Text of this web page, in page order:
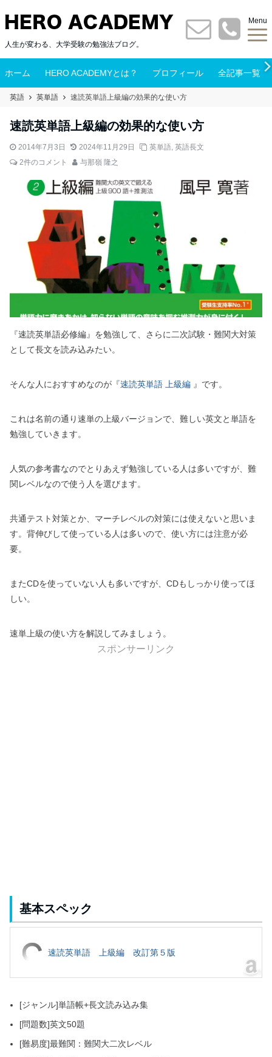
人生が変わる、大学受験の勉強法ブログ。
Menu
ホーム HERO ACADEMYとは？ プロフィール 全記事一覧
英語 英単語 速読英単語上級編の効果的な使い方
速読英単語上級編の効果的な使い方
2014年7月3日 2024年11月29日 英単語, 英語長文
2件のコメント
与那嶺 隆之
『速読英単語必修編』を勉強して、さらに二次試験・難関大対策
として長文を読み込みたい。
そんな人におすすめなのが『速読英単語 上級編 』です。
これは名前の通り速単の上級バージョンで、難しい英文と単語を
勉強していきます。
人気の参考書なのでとりあえず勉強している人は多いですが、難
関レベルなので使う人を選びます。
共通テスト対策とか、マーチレベルの対策には使えないと思いま
す。背伸びして使っている人は多いので、使い方には注意が必
要。
またCDを使っていない人も多いですが、CDもしっかり使ってほ
しい。
速単上級の使い方を解説してみましょう。
スポンサーリンク
基本スペック
速読英単語 上級編 改訂第５版
[ジャンル]単語帳+長文読み込み集
[問題数]英文50題
[難易度]最難関：難関大二次レベル